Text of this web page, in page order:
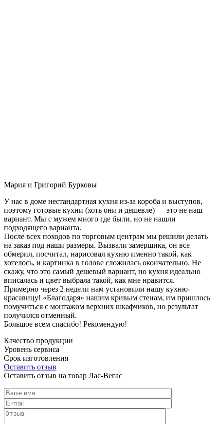
Мария и Григорий Бурковы
У нас в доме нестандартная кухня из-за короба и выступов,
поэтому готовые кухни (хоть они и дешевле) — это не наш
вариант. Мы с мужем много где были, но не нашли
подходящего варианта.
После всех походов по торговым центрам мы решили делать
на заказ под наши размеры. Вызвали замерщика, он все
обмерил, посчитал, нарисовал кухню именно такой, как
хотелось, и картинка в голове сложилась окончательно. Не
скажу, что это самый дешевый вариант, но кухня идеально
вписалась и цвет выбрала такой, как мне нравится.
Примерно через 2 недели нам установили нашу кухню-
красавицу! «Благодаря» нашим кривым стенам, им пришлось
помучиться с монтажом верхних шкафчиков, но результат
получился отменный.
Большое всем спасибо! Рекомендую!
Качество продукции
Уровень сервиса
Срок изготовления
Оставить отзыв
Оставить отзыв на товар Лас-Вегас